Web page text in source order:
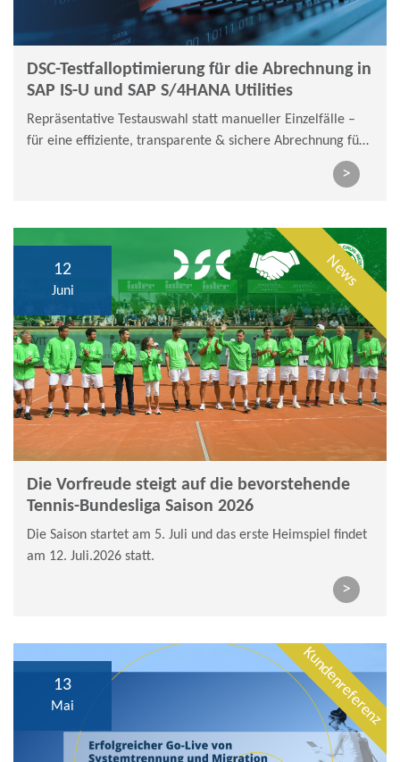
DSC-Testfalloptimierung für die Abrechnung in
SAP IS-U und SAP S/4HANA Utilities
Repräsentative Testauswahl statt manueller Einzelfälle –
für eine effiziente, transparente & sichere Abrechnung für
>
News
12
Juni
Die Vorfreude steigt auf die bevorstehende
Tennis-Bundesliga Saison 2026
Die Saison startet am 5. Juli und das erste Heimspiel findet
am 12. Juli.2026 statt.
>
Kundenreferenz
13
Mai